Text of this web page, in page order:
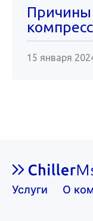
15 января
Услуги О